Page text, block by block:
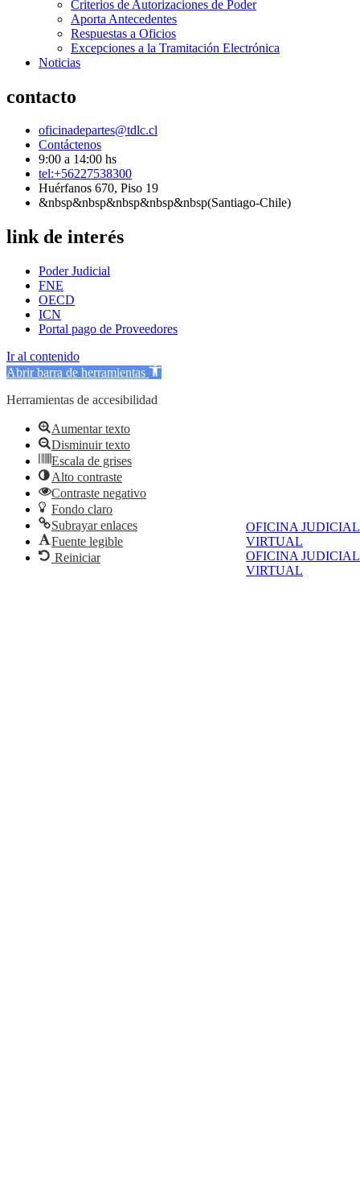
OFICINA JUDICIAL
VIRTUAL
OFICINA JUDICIAL
VIRTUAL
Criterios de Autorizaciones de Poder
Aporta Antecedentes
Respuestas a Oficios
Excepciones a la Tramitación Electrónica
Noticias
contacto
oficinadepartes@tdlc.cl
Contáctenos
9:00 a 14:00 hs
tel:+56227538300
Huérfanos 670, Piso 19
&nbsp&nbsp&nbsp&nbsp&nbsp(Santiago-Chile)
link de interés
Poder Judicial
FNE
OECD
ICN
Portal pago de Proveedores
Ir al contenido
Abrir barra de herramientas
Herramientas de accesibilidad
Aumentar texto
Disminuir texto
Escala de grises
Alto contraste
Contraste negativo
Fondo claro
Subrayar enlaces
Fuente legible
Reiniciar